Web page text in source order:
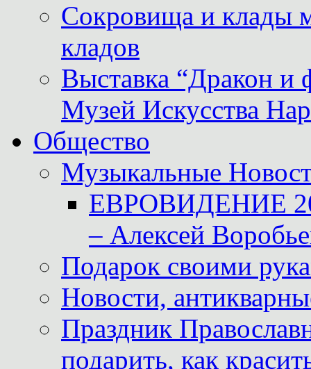
Сокровища и клады
кладов
Выставка “Дракон и
Музей Искусства
Общество
Музыкальные
ЕВРОВИДЕНИЕ
– Алексей
Подарок своими
Новости,
Праздник
подарить, как